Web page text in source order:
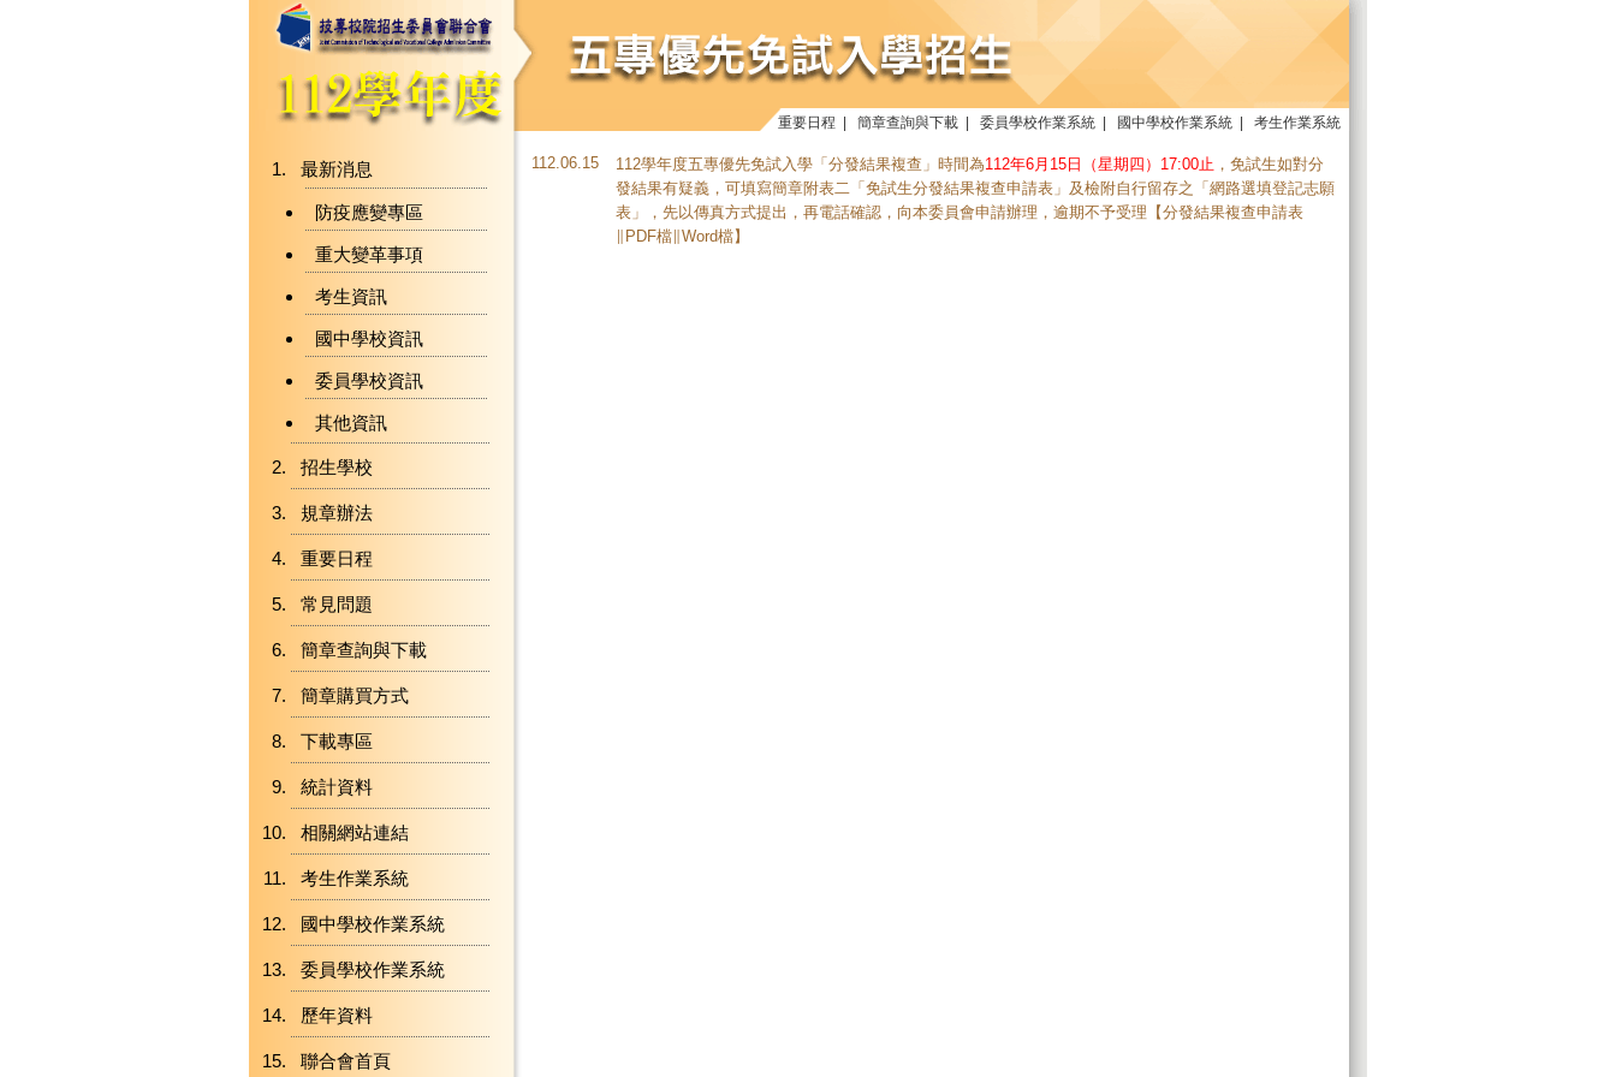
重要日程 簡章查詢與下載 委員學校作業系統 國中學校作業系統 考生作業系統
最新消息
防疫應變專區
重大變革事項
考生資訊
國中學校資訊
委員學校資訊
其他資訊
招生學校
規章辦法
重要日程
常見問題
簡章查詢與下載
簡章購買方式
下載專區
統計資料
相關網站連結
考生作業系統
國中學校作業系統
委員學校作業系統
歷年資料
聯合會首頁
112.06.15 112學年度五專優先免試入學「分發結果複查」時間為112年6月15日（星期四）17:00止 ，免試生如對分
發結果有疑義，可填寫簡章附表二「免試生分發結果複查申請表」及檢附自行留存之「網路選填登記志願
表」，先以傳真方式提出，再電話確認，向本委員會申請辦理，逾期不予受理【分發結果複查申請表
PDF檔 Word檔】